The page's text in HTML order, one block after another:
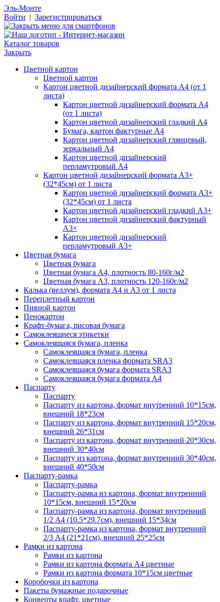
Эль-Монте
Войти | Зарегистрироваться
Каталог товаров
Закрыть
Цветной картон
Цветной картон
Картон цветной дизайнерский формата А4 (от 1
листа)
Картон цветной дизайнерский формата А4
(от 1 листа)
Картон цветной дизайнерский гладкий А4
Бумага, картон фактурные А4
Картон цветной дизайнерский глянцевый,
зеркальный А4
Картон цветной дизайнерский
перламутровый А4
Картон цветной дизайнерский формата А3+
(32*45см) от 1 листа
Картон цветной дизайнерский формата А3+
(32*45см) от 1 листа
Картон цветной дизайнерский гладкий А3+
Картон цветной дизайнерский фактурный
А3+
Картон цветной дизайнерский
перламутровый А3+
Цветная бумага
Цветная бумага
Цветная бумага А4, плотность 80-160г/м2
Цветная бумага А3, плотность 120-160г/м2
Калька (веллум), формата А4 и А3 от 1 листа
Переплетный картон
Пивной картон
Пенокартон
Крафт-бумага, рисовая бумага
Самоклеящиеся этикетки
Самоклеящаяся бумага, пленка
Самоклеящаяся бумага, пленка
Самоклеящаяся пленка формата SRА3
Самоклеящаяся бумага формата SRА3
Самоклеящаяся бумага формата А4
Паспарту
Паспарту
Паспарту из картона, формат внутренний 10*15см,
внешний 18*23см
Паспарту из картона, формат внутренний 15*20см,
внешний 26*31см
Паспарту из картона, формат внутренний 20*30см,
внешний 30*40см
Паспарту из картона, формат внутренний 30*40см,
внешний 40*50см
Паспарту-рамка
Паспарту-рамка
Паспарту-рамка из картона, формат внутренний
10*15см, внешний 15*20см
Паспарту-рамка из картона, формат внутренний
1/2 А4 (10.5*29.7см), внешний 15*34см
Паспарту-рамка из картона, формат внутренний
2/3 А4 (21*21см), внешний 25*25см
Рамки из картона
Рамки из картона
Рамки из картона формата А4 цветные
Рамки из картона формата 10*15см цветные
Коробочки из картона
Пакеты бумажные подарочные
Конверты крафт, цветные